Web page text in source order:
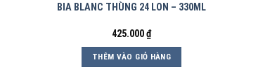
BIA BLANC THÙNG 24 LON – 330ML
425.000₫
THÊM VÀO GIỎ HÀNG